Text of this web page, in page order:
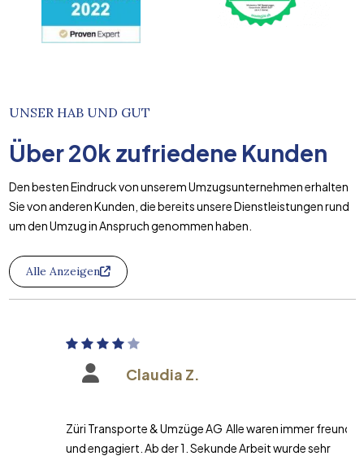
UNSER HAB UND GUT
Über20k zufriedene Kunden
Den besten Eindruck von unserem Umzugsunternehmen erhalten
Sie von anderen Kunden, die bereits unsere Dienstleistungen rund
um den Umzug in Anspruch genommen haben.
Alle Anzeigen
Claudia Z.
Züri Transporte & Umzüge AG Alle waren immer freundlich
und engagiert. Ab der 1. Sekunde Arbeit wurde sehr